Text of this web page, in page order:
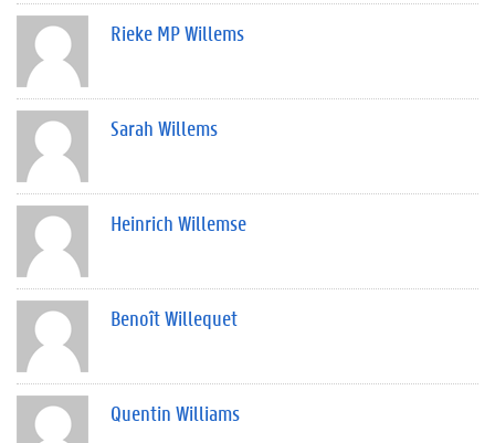
Rieke MP Willems
Sarah Willems
Heinrich Willemse
Benoît Willequet
Quentin Williams